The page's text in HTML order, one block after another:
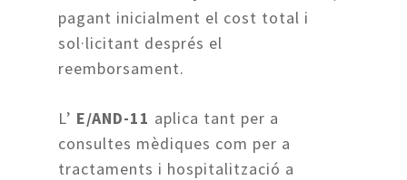
pagant inicialment el cost total i
sol·licitant després el
reemborsament.
L’ E/AND-11 aplica tant per a
consultes mèdiques com per a
tractaments i hospitalització a